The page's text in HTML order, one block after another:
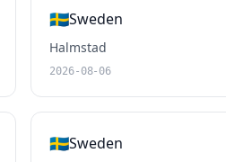
🇸🇪Sweden
Halmstad
2026-08-06
🇸🇪Sweden